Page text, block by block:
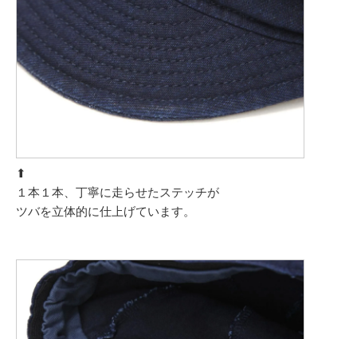
⬆︎
１本１本、丁寧に走らせたステッチが
ツバを立体的に仕上げています。